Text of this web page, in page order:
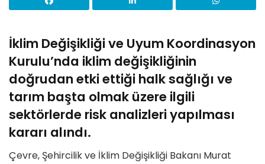
İklim Değişikliği ve Uyum Koordinasyon
Kurulu’nda iklim değişikliğinin
doğrudan etki ettiği halk sağlığı ve
tarım başta olmak üzere ilgili
sektörlerde risk analizleri yapılması
kararı alındı.
Çevre, Şehircilik ve İklim Değişikliği Bakanı Murat